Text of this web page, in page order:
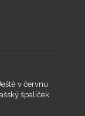
v červnu
špalíček